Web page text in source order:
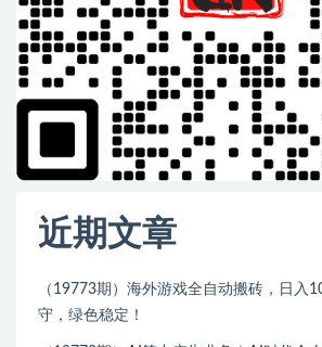
近期文章
（19773期）海外游戏全自动搬砖，日入
守，绿色稳定！